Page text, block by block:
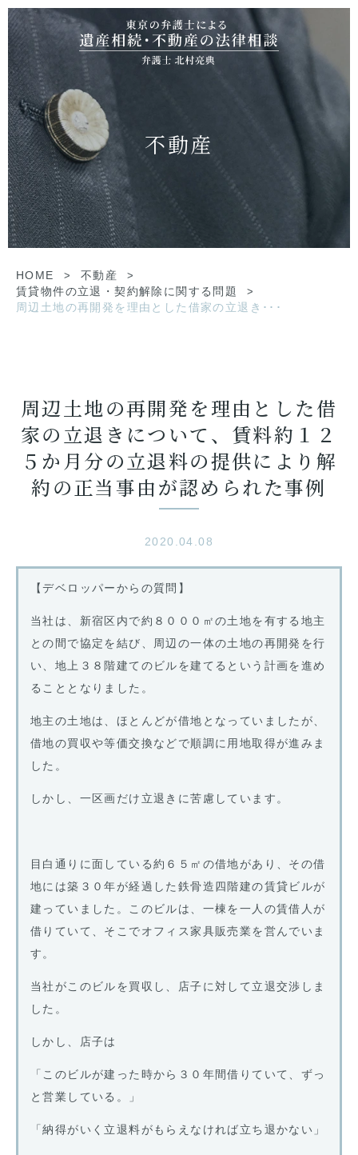
不動産
HOME > 不動産
>
賃貸物件の立退・契約解除に関する問題
>
周辺土地の再開発を理由とした借家の立退き･･･
周辺土地の再開発を理由とした借
家の立退きについて、賃料約１２
５か月分の立退料の提供により解
約の正当事由が認められた事例
2020.04.08
【デベロッパーからの質問】
当社は、新宿区内で約８０００㎡の土地を有する地主
との間で協定を結び、周辺の一体の土地の再開発を行
い、地上３８階建てのビルを建てるという計画を進め
ることとなりました。
地主の土地は、ほとんどが借地となっていましたが、
借地の買収や等価交換などで順調に用地取得が進みま
した。
しかし、一区画だけ立退きに苦慮しています。
目白通りに面している約６５㎡の借地があり、その借
地には築３０年が経過した鉄骨造四階建の賃貸ビルが
建っていました。このビルは、一棟を一人の賃借人が
借りていて、そこでオフィス家具販売業を営んでいま
す。
当社がこのビルを買収し、店子に対して立退交渉しま
した。
しかし、店子は
「このビルが建った時から３０年間借りていて、ずっ
と営業している。」
「納得がいく立退料がもらえなければ立ち退かない」